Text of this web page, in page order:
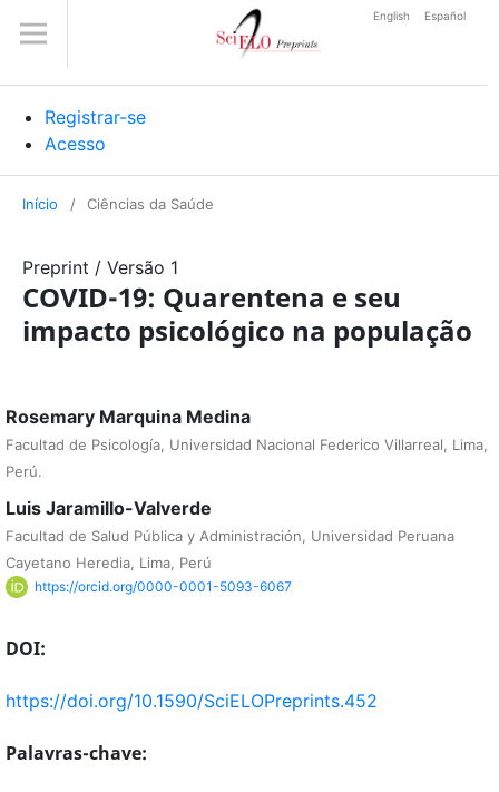
Registrar-se
Acesso
English Español
Início / Ciências da Saúde
Preprint / Versão 1
COVID-19: Quarentena e seu
impacto psicológico na população
Rosemary Marquina Medina
Facultad de Psicología, Universidad Nacional Federico Villarreal, Lima,
Perú.
Luis Jaramillo-Valverde
Facultad de Salud Pública y Administración, Universidad Peruana
Cayetano Heredia, Lima, Perú
https://orcid.org/0000-0001-5093-6067
DOI:
https://doi.org/10.1590/SciELOPreprints.452
Palavras-chave: